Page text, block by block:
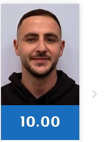
10.00